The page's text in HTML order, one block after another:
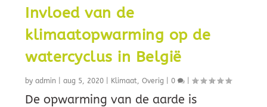
Invloed van de
klimaatopwarming op de
watercyclus in België
byadmin |aug 5, 2020 Klimaat ,Overig |0 |
De opwarming van de aarde is